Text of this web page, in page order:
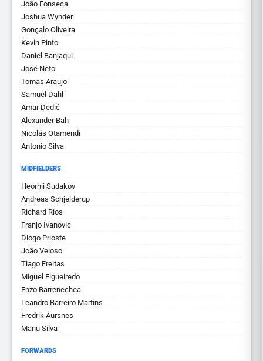
João Fonseca
Joshua Wynder
Gonçalo Oliveira
Kevin Pinto
Daniel Banjaqui
José Neto
Tomas Araujo
Samuel Dahl
Amar Dedić
Alexander Bah
Nicolás Otamendi
Antonio Silva
MIDFIELDERS
Heorhii Sudakov
Andreas Schjelderup
Richard Rios
Franjo Ivanovic
Diogo Prioste
João Veloso
Tiago Freitas
Miguel Figueiredo
Enzo Barrenechea
Leandro Barreiro Martins
Fredrik Aursnes
Manu Silva
FORWARDS